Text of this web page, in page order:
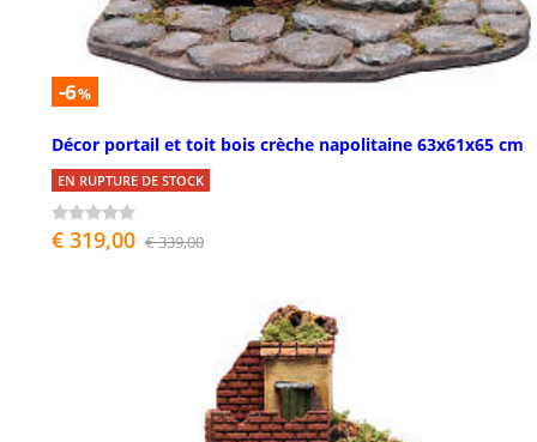
-6%
Décor portail et toit bois crèche napolitaine 63x61x65 cm
EN RUPTURE DE STOCK
€ 319,00 € 339,00